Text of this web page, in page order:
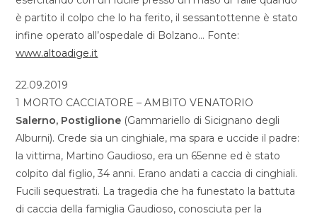
è partito il colpo che lo ha ferito, il sessantottenne è stato
infine operato all’ospedale di Bolzano… Fonte:
www.altoadige.it
22.09.2019
1 MORTO CACCIATORE – AMBITO VENATORIO
Salerno, Postiglione (Gammariello di Sicignano degli
Alburni). Crede sia un cinghiale, ma spara e uccide il padre:
la vittima, Martino Gaudioso, era un 65enne ed è stato
colpito dal figlio, 34 anni. Erano andati a caccia di cinghiali.
Fucili sequestrati. La tragedia che ha funestato la battuta
di caccia della famiglia Gaudioso, conosciuta per la